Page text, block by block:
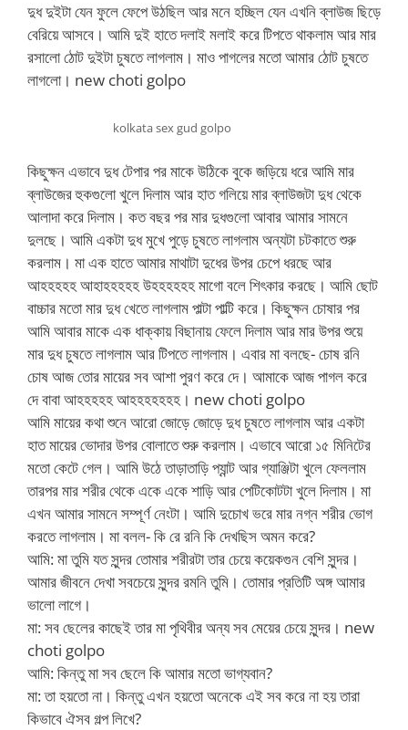
দুধ দুইটা যেন ফুলে ফেপে উঠছিল আর মনে হচ্ছিল যেন এখনি ব্লাউজ ছিড়ে
বেরিয়ে আসবে। আমি দুই হাতে দলাই মলাই করে টিপতে থাকলাম আর মার
রসালো ঠোট দুইটা চুষতে লাগলাম। মাও পাগলের মতো আমার ঠোট চুষতে
লাগলো। new choti golpo
kolkata sex gud golpo
কিছুক্ষন এভাবে দুধ টেপার পর মাকে উঠিকে বুকে জড়িয়ে ধরে আমি মার
ব্লাউজের হুকগুলো খুলে দিলাম আর হাত গলিয়ে মার ব্লাউজটা দুধ থেকে
আলাদা করে দিলাম। কত বছর পর মার দুধগুলো আবার আমার সামনে
দুলছে। আমি একটা দুধ মুখে পুড়ে চুষতে লাগলাম অন্যটা চটকাতে শুরু
করলাম। মা এক হাতে আমার মাথাটা দুধের উপর চেপে ধরছে আর
আহহহহহ আহাহহহহহ উহহহহহহ মাগো বলে শিৎকার করছে। আমি ছোট
বাচ্চার মতো মার দুধ খেতে লাগলাম পাল্টা পাল্টি করে। কিছুক্ষন চোষার পর
আমি আবার মাকে এক ধাক্কায় বিছানায় ফেলে দিলাম আর মার উপর শুয়ে
মার দুধ চুষতে লাগলাম আর টিপতে লাগলাম। এবার মা বলছে- চোষ রনি
চোষ আজ তোর মায়ের সব আশা পুরণ করে দে। আমাকে আজ পাগল করে
দে বাবা আহহহহহ আহহহহহহহ। new choti golpo
আমি মায়ের কথা শুনে আরো জোড়ে জোড়ে দুধ চুষতে লাগলাম আর একটা
হাত মায়ের ভোদার উপর বোলাতে শুরু করলাম। এভাবে আরো ১৫ মিনিটের
মতো কেটে গেল। আমি উঠে তাড়াতাড়ি প্যান্ট আর গ্যাঞ্জিটা খুলে ফেললাম
তারপর মার শরীর থেকে একে একে শাড়ি আর পেটিকোটটা খুলে দিলাম। মা
এখন আমার সামনে সম্পূর্ণ নেংটা। আমি দুচোখ ভরে মার নগ্ন শরীর ভোগ
করতে লাগলাম। মা বলল- কি রে রনি কি দেখছিস অমন করে?
আমি: মা তুমি যত সুন্দর তোমার শরীরটা তার চেয়ে কয়েকগুন বেশি সুন্দর।
আমার জীবনে দেখা সবচেয়ে সুন্দর রমনি তুমি। তোমার প্রতিটি অঙ্গ আমার
ভালো লাগে।
মা: সব ছেলের কাছেই তার মা পৃথিবীর অন্য সব মেয়ের চেয়ে সুন্দর। new
choti golpo
আমি: কিন্তু মা সব ছেলে কি আমার মতো ভাগ্যবান?
মা: তা হয়তো না। কিন্তু এখন হয়তো অনেকে এই সব করে না হয় তারা
কিভাবে ঐসব গল্প লিখে?